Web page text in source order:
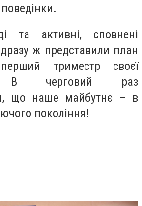
та активні, сповнені
ж представили план
триместр своєї
В черговий раз
що наше майбутнє – в
покоління!